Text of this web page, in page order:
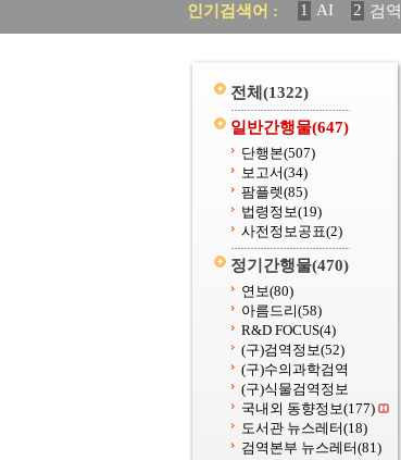
인기검색어 : 1 AI 2 검역
11 2025 12
전체 (1322)
일반간행물(647)
단행본(507)
보고서(34)
팜플렛(85)
법령정보(19)
사전정보공표(2)
정기간행물(470)
연보(80)
아름드리(58)
R&D FOCUS(4)
(구)검역정보(52)
(구)수의과학검역
(구)식물검역정보
국내외 동향정보(177)
도서관 뉴스레터(18)
검역본부 뉴스레터(81)